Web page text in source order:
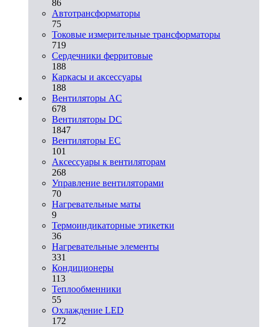
86
Автотрансформаторы
75
Токовые измерительные трансформаторы
719
Сердечники ферритовые
188
Каркасы и аксессуары
188
Вентиляторы AC
678
Вентиляторы DC
1847
Вентиляторы EC
101
Аксессуары к вентиляторам
268
Управление вентиляторами
70
Нагревательные маты
9
Термоиндикаторные этикетки
36
Нагревательные элементы
331
Кондиционеры
113
Теплообменники
55
Охлаждение LED
172